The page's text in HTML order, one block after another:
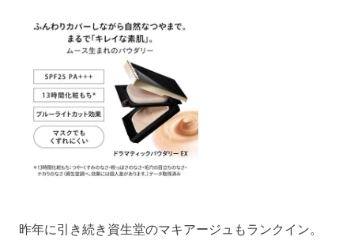
●資生堂 マキアージュ ドラマティック パウダリー
EX SPF25 PA⁺⁺⁺ 9.3g ￥4,400（ケース込）